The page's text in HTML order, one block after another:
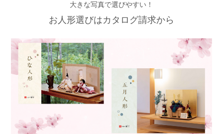
大きな写真で選びやすい！
お人形選びはカタログ請求から